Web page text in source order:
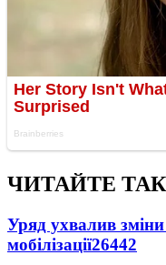
ЧИТАЙТЕ
Уряд ухвалив
мобілізації26442